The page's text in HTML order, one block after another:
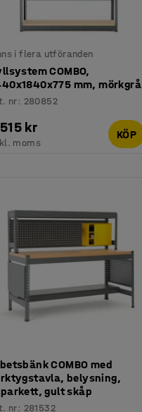
i flera utföranden
COMBO,
mm, mörkgrå
nr: 280852
kr
moms
KÖP
COMBO med
belysning,
gult skåp
nr: 281532